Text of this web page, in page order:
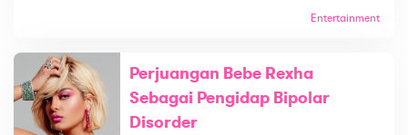
Entertainment
Perjuangan Bebe Rexha
Sebagai Pengidap Bipolar
Disorder